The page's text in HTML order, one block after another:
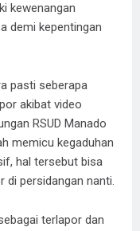
kewenangan
demi kepentingan
pasti seberapa
akibat video
RSUD Manado
memicu kegaduhan
hal tersebut bisa
di persidangan nanti.
terlapor dan